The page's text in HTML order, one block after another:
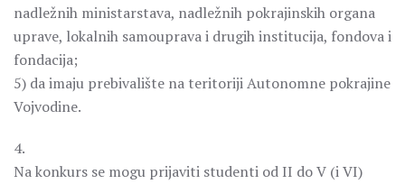
nadležnih ministarstava, nadležnih pokrajinskih organa
uprave, lokalnih samouprava i drugih institucija, fondova i
fondacija;
5) da imaju prebivalište na teritoriji Autonomne pokrajine
Vojvodine.
4.
Na konkurs se mogu prijaviti studenti od II do V (i VI)